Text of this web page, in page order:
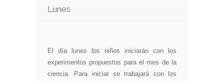
Lunes
El día lunes los niños iniciarán con los
experimentos propuestos para el mes de la
ciencia. Para iniciar se trabajará con los